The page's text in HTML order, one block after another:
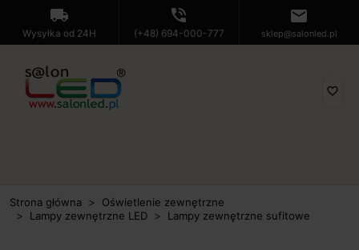
local_shipping
Wysyłka od 24H
phone_in_talk
(+48) 694-000-777
mail
sklep@salonled.pl
favorite_border
Strona główna
Oświetlenie zewnętrzne
Lampy zewnętrzne LED
Lampy zewnętrzne sufitowe